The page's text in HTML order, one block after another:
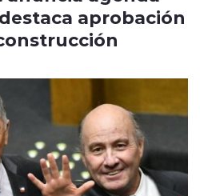
aprobación